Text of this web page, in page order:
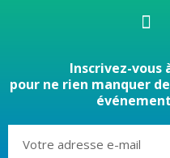
Inscrivez-
pour ne rien manquer